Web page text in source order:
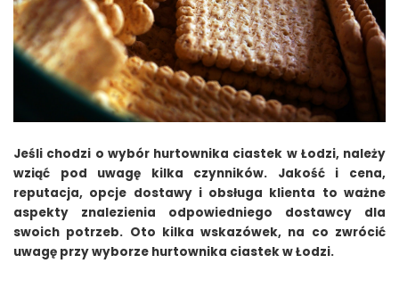
Jeśli chodzi o wybór hurtownika ciastek w Łodzi, należy
wziąć pod uwagę kilka czynników. Jakość i cena,
reputacja, opcje dostawy i obsługa klienta to ważne
aspekty znalezienia odpowiedniego dostawcy dla
swoich potrzeb. Oto kilka wskazówek, na co zwrócić
uwagę przy wyborze hurtownika ciastek w Łodzi.